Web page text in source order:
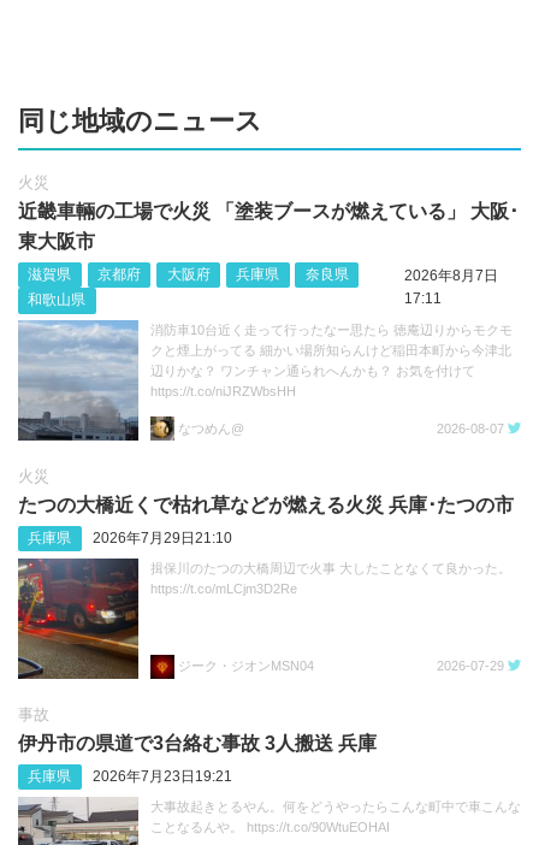
同じ地域のニュース
火災
近畿車輛の工場で火災 「塗装ブースが燃えている」 大阪･
東大阪市
滋賀県 京都府 大阪府 兵庫県
奈良県
和歌山県
2026年8月7日
17:11
消防車10台近く走って行ったなー思たら 徳庵辺りからモクモ
クと煙上がってる 細かい場所知らんけど稲田本町から今津北
辺りかな？ ワンチャン通られへんかも？ お気を付けて
https://t.co/niJRZWbsHH
なつめん@ 2026-08-07
火災
たつの大橋近くで枯れ草などが燃える火災 兵庫･たつの市
兵庫県 2026年7月29日21:10
揖保川のたつの大橋周辺で火事 大したことなくて良かった。
https://t.co/mLCjm3D2Re
ジーク・ジオンMSN04 2026-07-29
事故
伊丹市の県道で3台絡む事故 3人搬送 兵庫
兵庫県 2026年7月23日19:21
大事故起きとるやん。何をどうやったらこんな町中で車こんな
ことなるんや。 https://t.co/90WtuEOHAI